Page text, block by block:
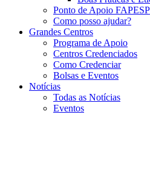
Ponto de Apoio FAPESP
Como posso ajudar?
Grandes Centros
Programa de Apoio
Centros Credenciados
Como Credenciar
Bolsas e Eventos
Notícias
Todas as Notícias
Eventos